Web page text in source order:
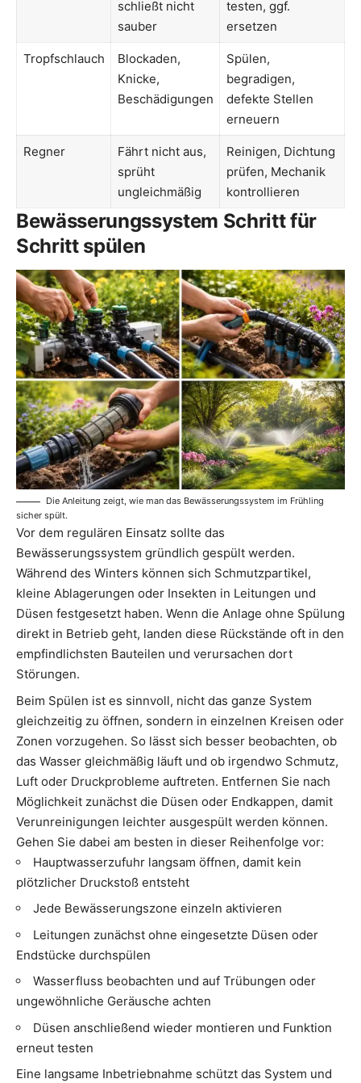
schließt nicht
sauber
testen, ggf.
ersetzen
Tropfschlauch
Blockaden,
Knicke,
Beschädigungen
Spülen,
begradigen,
defekte Stellen
erneuern
Regner
Fährt nicht aus,
sprüht
ungleichmäßig
Reinigen, Dichtung
prüfen, Mechanik
kontrollieren
Bewässerungssystem Schritt für
Schritt spülen
Die Anleitung zeigt, wie man das Bewässerungssystem im Frühling
sicher spült.
Vor dem regulären Einsatz sollte das
Bewässerungssystem gründlich gespült werden.
Während des Winters können sich Schmutzpartikel,
kleine Ablagerungen oder Insekten in Leitungen und
Düsen festgesetzt haben. Wenn die Anlage ohne Spülung
direkt in Betrieb geht, landen diese Rückstände oft in den
empfindlichsten Bauteilen und verursachen dort
Störungen.
Beim Spülen ist es sinnvoll, nicht das ganze System
gleichzeitig zu öffnen, sondern in einzelnen Kreisen oder
Zonen vorzugehen. So lässt sich besser beobachten, ob
das Wasser gleichmäßig läuft und ob irgendwo Schmutz,
Luft oder Druckprobleme auftreten. Entfernen Sie nach
Möglichkeit zunächst die Düsen oder Endkappen, damit
Verunreinigungen leichter ausgespült werden können.
Gehen Sie dabei am besten in dieser Reihenfolge vor:
Hauptwasserzufuhr langsam öffnen, damit kein
plötzlicher Druckstoß entsteht
Jede Bewässerungszone einzeln aktivieren
Leitungen zunächst ohne eingesetzte Düsen oder
Endstücke durchspülen
Wasserfluss beobachten und auf Trübungen oder
ungewöhnliche Geräusche achten
Düsen anschließend wieder montieren und Funktion
erneut testen
Eine langsame Inbetriebnahme schützt das System und